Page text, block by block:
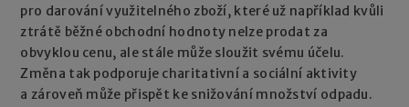
pro darování využitelného zboží, které už například kvůli
ztrátě běžné obchodní hodnoty nelze prodat za
obvyklou cenu, ale stále může sloužit svému účelu.
Změna tak podporuje charitativní a sociální aktivity
a zároveň může přispět ke snižování množství odpadu.